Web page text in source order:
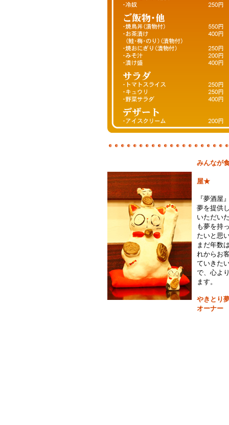
みんなが
屋★
『夢酒屋
夢を提供
いただい
も夢を持
たいと思
まだ年数
れからお
ていきた
で、心よ
ます。
やきとり
オーナー